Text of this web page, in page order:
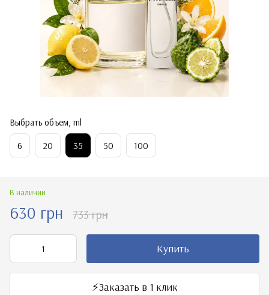
Выбрать объем, ml
6 20 35 50 100
В наличии
630 грн 733 грн
Купить
⚡️Заказать в 1 клик